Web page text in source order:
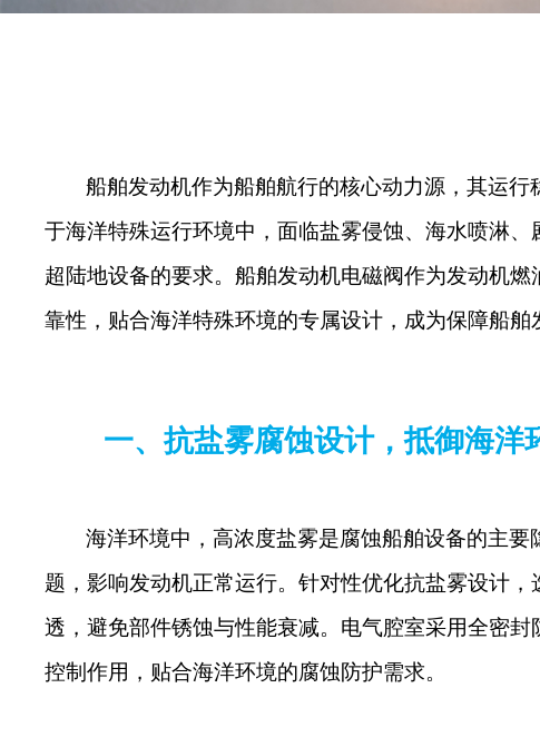
船舶发动机作为船舶航行的核心动力源，其运
于海洋特殊运行环境中，面临盐雾侵蚀、海水喷淋
超陆地设备的要求。船舶发动机电磁阀作为发动机
靠性，贴合海洋特殊环境的专属设计，成为保障船舶
一、抗盐雾腐蚀设计，抵御海洋
海洋环境中，高浓度盐雾是腐蚀船舶设备的主
题，影响发动机正常运行。针对性优化抗盐雾设计
透，避免部件锈蚀与性能衰减。电气腔室采用全密
控制作用，贴合海洋环境的腐蚀防护需求。